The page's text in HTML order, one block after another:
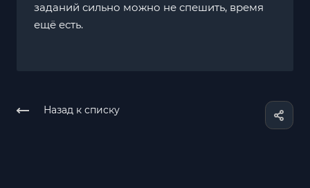
заданий сильно можно не спешить, время
ещё есть.
Назад к списку